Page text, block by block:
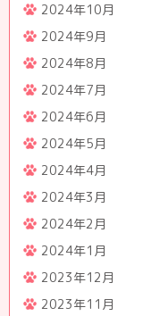
2024年10月
2024年9月
2024年8月
2024年7月
2024年6月
2024年5月
2024年4月
2024年3月
2024年2月
2024年1月
2023年12月
2023年11月